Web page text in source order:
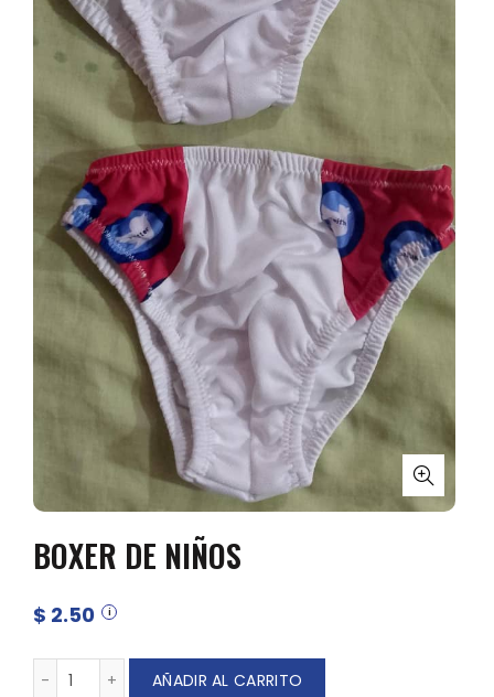
BOXER DE NIÑOS
$ 2.50
BOXER DE NIÑOS cantidad
AÑADIR AL CARRITO